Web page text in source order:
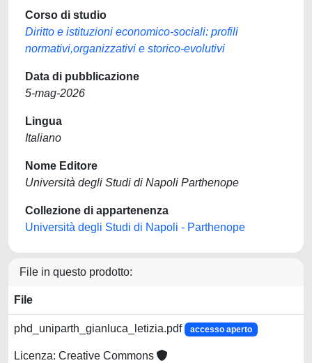
Corso di studio
Diritto e istituzioni economico-sociali: profili
normativi,organizzativi e storico-evolutivi
Data di pubblicazione
5-mag-2026
Lingua
Italiano
Nome Editore
Università degli Studi di Napoli Parthenope
Collezione di appartenenza
Università degli Studi di Napoli - Parthenope
File in questo prodotto:
File
phd_uniparth_gianluca_letizia.pdf accesso aperto
Licenza: Creative Commons